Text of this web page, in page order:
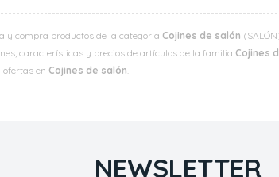
y compra productos de la categoría Cojines de salón
características y precios de artículos de la familia Cojines
ofertas en Cojines de salón.
NEWSLETTER